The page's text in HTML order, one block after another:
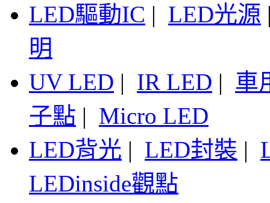
LED驅動IC | LED光源
明
UV LED | IR LED | 車
子點 | Micro LED
LED背光 | LED封裝 |
LEDinside觀點